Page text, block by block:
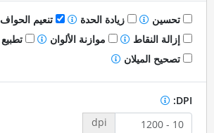
تحسين زيادة الحدة
تنعيم الحواف
إزالة النقاط
موازنة الألوان
تطبيع
تصحيح الميلان
DPI:
dpi